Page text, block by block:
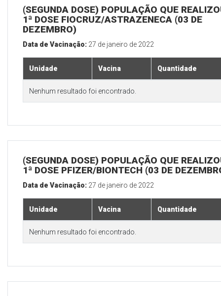
(SEGUNDA DOSE) POPULAÇÃO QUE
1ª DOSE FIOCRUZ/ASTRAZENECA (03 DE
DEZEMBRO)
Data de Vacinação: 27 de janeiro de 2022
Unidade Vacina Quantidade
Nenhum resultado foi encontrado.
(SEGUNDA DOSE) POPULAÇÃO QUE
1ª DOSE PFIZER/BIONTECH (03 DE
Data de Vacinação: 27 de janeiro de 2022
Unidade Vacina Quantidade
Nenhum resultado foi encontrado.